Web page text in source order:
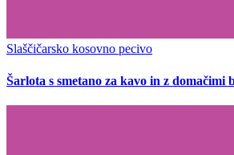
Slaščičarsko kosovno pecivo
Šarlota s smetano za kavo in z domačimi